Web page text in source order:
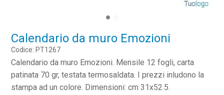
Calendario da muro Emozioni
Codice: PT1267
Calendario da muro Emozioni. Mensile 12 fogli, carta
patinata 70 gr, testata termosaldata. I prezzi inludono la
stampa ad un colore. Dimensioni: cm 31x52.5.